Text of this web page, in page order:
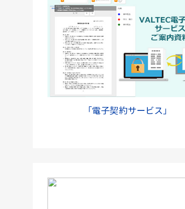
「電子契約サービス」